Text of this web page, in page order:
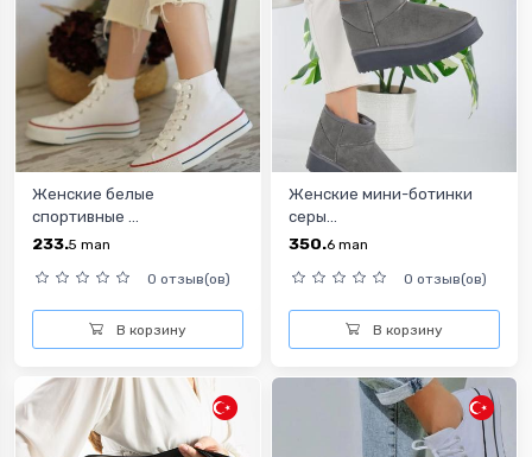
Женские белые
спортивные ...
233.5 man
0 отзыв(ов)
В корзину
Женские мини-ботинки
серы...
350.6 man
0 отзыв(ов)
В корзину